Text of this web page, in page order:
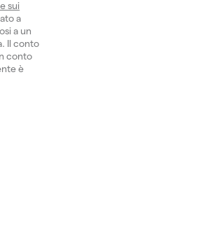
sui
a
a un
Il conto
conto
è